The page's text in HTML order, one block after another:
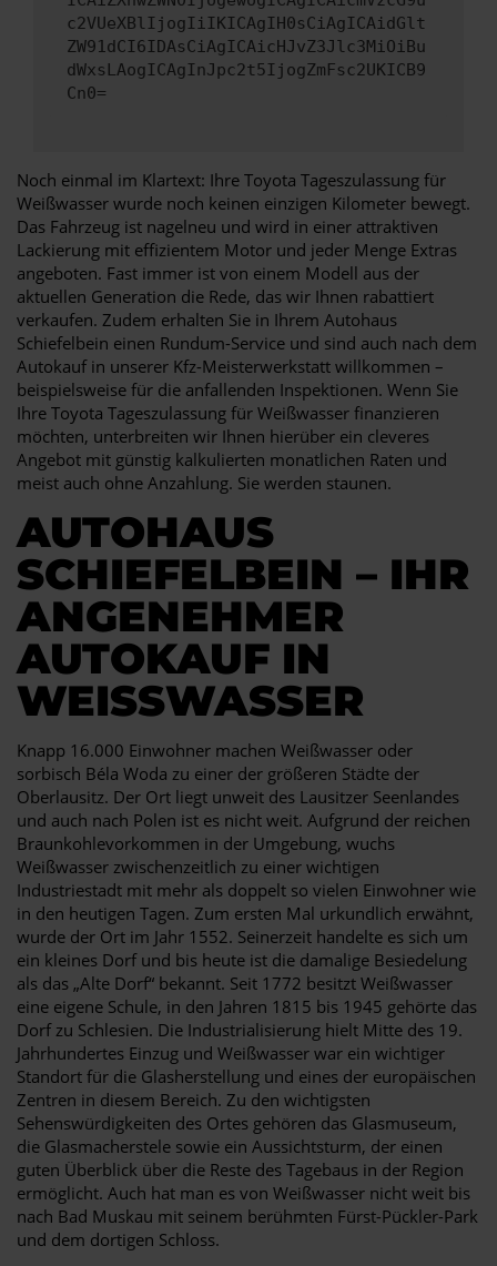
c2VUeXBlIjogIiIKICAgIH0sCiAgICAidGlt
ZW91dCI6IDAsCiAgICAicHJvZ3Jlc3MiOiBu
dWxsLAogICAgInJpc2t5IjogZmFsc2UKICB9
Cn0=
Noch einmal im Klartext: Ihre Toyota Tageszulassung für
Weißwasser wurde noch keinen einzigen Kilometer bewegt.
Das Fahrzeug ist nagelneu und wird in einer attraktiven
Lackierung mit effizientem Motor und jeder Menge Extras
angeboten. Fast immer ist von einem Modell aus der
aktuellen Generation die Rede, das wir Ihnen rabattiert
verkaufen. Zudem erhalten Sie in Ihrem Autohaus
Schiefelbein einen Rundum-Service und sind auch nach dem
Autokauf in unserer Kfz-Meisterwerkstatt willkommen –
beispielsweise für die anfallenden Inspektionen. Wenn Sie
Ihre Toyota Tageszulassung für Weißwasser finanzieren
möchten, unterbreiten wir Ihnen hierüber ein cleveres
Angebot mit günstig kalkulierten monatlichen Raten und
meist auch ohne Anzahlung. Sie werden staunen.
AUTOHAUS
SCHIEFELBEIN – IHR
ANGENEHMER
AUTOKAUF IN
WEISSWASSER
Knapp 16.000 Einwohner machen Weißwasser oder
sorbisch Béla Woda zu einer der größeren Städte der
Oberlausitz. Der Ort liegt unweit des Lausitzer Seenlandes
und auch nach Polen ist es nicht weit. Aufgrund der reichen
Braunkohlevorkommen in der Umgebung, wuchs
Weißwasser zwischenzeitlich zu einer wichtigen
Industriestadt mit mehr als doppelt so vielen Einwohner wie
in den heutigen Tagen. Zum ersten Mal urkundlich erwähnt,
wurde der Ort im Jahr 1552. Seinerzeit handelte es sich um
ein kleines Dorf und bis heute ist die damalige Besiedelung
als das „Alte Dorf“ bekannt. Seit 1772 besitzt Weißwasser
eine eigene Schule, in den Jahren 1815 bis 1945 gehörte das
Dorf zu Schlesien. Die Industrialisierung hielt Mitte des 19.
Jahrhundertes Einzug und Weißwasser war ein wichtiger
Standort für die Glasherstellung und eines der europäischen
Zentren in diesem Bereich. Zu den wichtigsten
Sehenswürdigkeiten des Ortes gehören das Glasmuseum,
die Glasmacherstele sowie ein Aussichtsturm, der einen
guten Überblick über die Reste des Tagebaus in der Region
ermöglicht. Auch hat man es von Weißwasser nicht weit bis
nach Bad Muskau mit seinem berühmten Fürst-Pückler-Park
und dem dortigen Schloss.